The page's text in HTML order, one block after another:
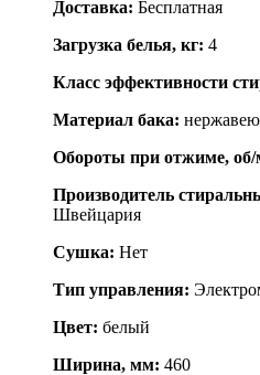
Доставка: Бесплатная
Загрузка белья, кг: 4
Класс эффективности
Материал бака:
Обороты при отжиме,
Производитель
Швейцария
Сушка: Нет
Тип управления:
Цвет: белый
Ширина, мм: 460